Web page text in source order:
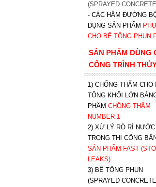
(SPRAYED
- CÁC HẦM ĐƯỜNG
DỤNG SẢN PHẨM
CHO BÊ TÔNG PHUN
SẢN PHẨM DÙNG
CÔNG TRÌNH
1) CHỐNG THẤM CHO
TÔNG KHỐI LỚN
PHẨM CHỐNG THẤM
NUMBER-1
2) XỬ LÝ RÒ RỈ NƯỚC
TRONG THI CÔNG
SẢN PHẨM FAST
LEAKS)
3) BÊ TÔNG PHUN
(SPRAYED